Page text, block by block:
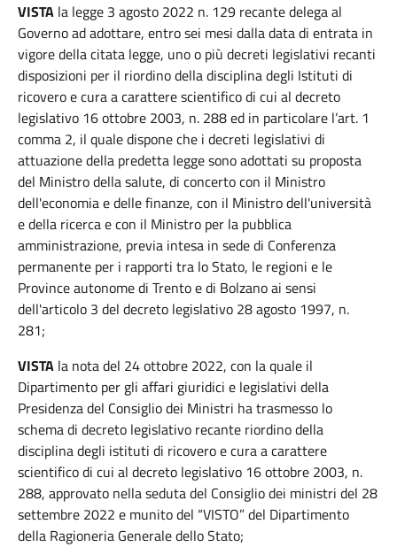
VISTA la legge 3 agosto 2022 n. 129 recante delega al
Governo ad adottare, entro sei mesi dalla data di entrata in
vigore della citata legge, uno o più decreti legislativi recanti
disposizioni per il riordino della disciplina degli Istituti di
ricovero e cura a carattere scientifico di cui al decreto
legislativo 16 ottobre 2003, n. 288 ed in particolare l’art. 1
comma 2, il quale dispone che i decreti legislativi di
attuazione della predetta legge sono adottati su proposta
del Ministro della salute, di concerto con il Ministro
dell'economia e delle finanze, con il Ministro dell'università
e della ricerca e con il Ministro per la pubblica
amministrazione, previa intesa in sede di Conferenza
permanente per i rapporti tra lo Stato, le regioni e le
Province autonome di Trento e di Bolzano ai sensi
dell'articolo 3 del decreto legislativo 28 agosto 1997, n.
281;
VISTA la nota del 24 ottobre 2022, con la quale il
Dipartimento per gli affari giuridici e legislativi della
Presidenza del Consiglio dei Ministri ha trasmesso lo
schema di decreto legislativo recante riordino della
disciplina degli istituti di ricovero e cura a carattere
scientifico di cui al decreto legislativo 16 ottobre 2003, n.
288, approvato nella seduta del Consiglio dei ministri del 28
settembre 2022 e munito del “VISTO” del Dipartimento
della Ragioneria Generale dello Stato;